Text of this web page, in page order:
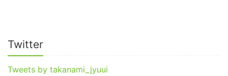
Twitter
Tweets by takanami_jyuui